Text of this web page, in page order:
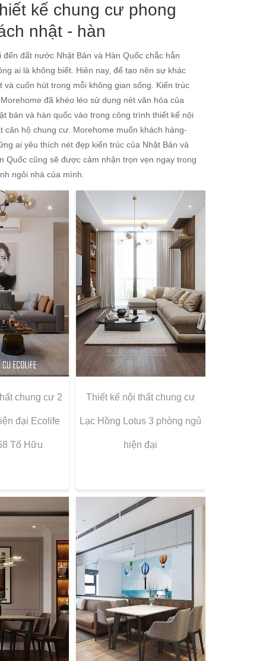
kế chung cư phong
nhật - hàn
đến đất nước Nhật Bản và Hàn Quốc chắc hẳn
ai là không biết. Hiên nay, để tạo nên sự khác
và cuốn hút trong mỗi không gian sống. Kiến trúc
đã khéo léo sử dụng nét văn hóa của
bản và hàn quốc vào trong công trình thiết kế nội
căn hộ chung cư. Morehome muốn khách hàng-
ai yêu thích nét đẹp kiến trúc của Nhật Bản và
Quốc cũng sẽ được cảm nhận trọn vẹn ngay trong
ngôi nhà của mình.
chung cư 2
đại Ecolife
Tố Hữu
Thiết kế nội thất chung cư
Lạc Hồng Lotus 3 phòng ngủ
hiện đại